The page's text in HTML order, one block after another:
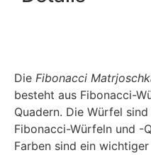
Die Fibonacci
besteht aus Fibonacci-
Quadern. Die Würfel
Fibonacci-Würfeln und -
Farben sind ein